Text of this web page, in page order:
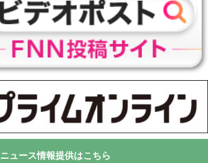
ニュース情報提供はこちら